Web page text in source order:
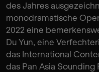
des Jahres
monodramatische
2022 eine
Du Yun, eine
das International
das Pan Asia Sounding